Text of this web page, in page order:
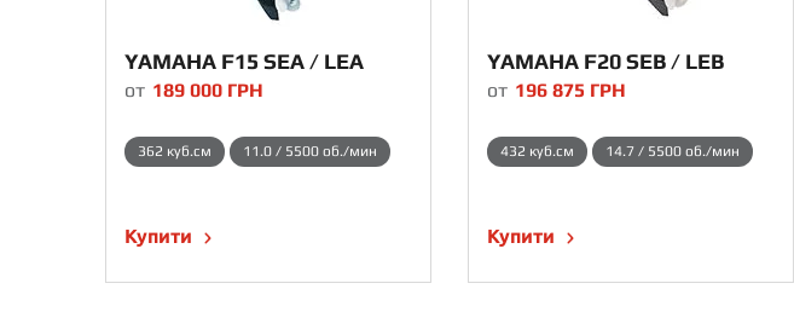
YAMAHA F15 SEA / LEA
от 189 000 ГРН
362 куб.см 11.0 / 5500 об./мин
Купити
YAMAHA F20 SEB / LEB
от 196 875 ГРН
432 куб.см 14.7 / 5500 об./мин
Купити